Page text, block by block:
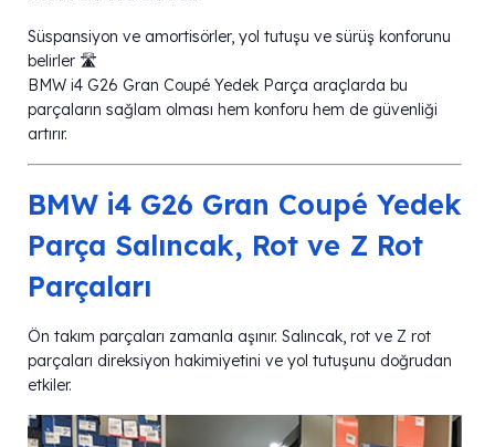
Süspansiyon ve amortisörler, yol tutuşu ve sürüş konforunu
belirler 🛣️
BMW i4 G26 Gran Coupé Yedek Parça araçlarda bu
parçaların sağlam olması hem konforu hem de güvenliği
artırır.
BMW i4 G26 Gran Coupé Yedek
Parça Salıncak, Rot ve Z Rot
Parçaları
Ön takım parçaları zamanla aşınır. Salıncak, rot ve Z rot
parçaları direksiyon hakimiyetini ve yol tutuşunu doğrudan
etkiler.